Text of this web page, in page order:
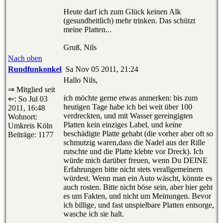
Heute darf ich zum Glück keinen Alk
(gesundheitlich) mehr trinken. Das schützt
meine Platten...
Gruß, Nils
Nach oben
Rundfunkonkel Sa Nov 05 2011, 21:24
⇒ Mitglied seit
⇐: So Jul 03
2011, 16:48
Wohnort:
Umkreis Köln
Beiträge: 1177
Hallo Nils,
ich möchte gerne etwas anmerken: bis zum
heutigen Tage habe ich bei weit über 100
verdreckten, und mit Wasser gereingigten
Platten kein einziges Label, und keine
beschädigte Platte gehabt (die vorher aber oft so
schmutzig waren,dass die Nadel aus der Rille
rutschte und die Platte klebte vor Dreck). Ich
würde mich darüber freuen, wenn Du DEINE
Erfahrungen bitte nicht stets verallgemeinern
würdest. Wenn man ein Auto wäscht, könnte es
auch rosten. Bitte nicht böse sein, aber hier geht
es um Fakten, und nicht um Meinungen. Bevor
ich billige, und fast unspielbare Platten entsorge,
wasche ich sie halt.